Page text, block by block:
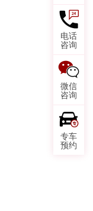
电话
咨询
微信
咨询
专车
预约